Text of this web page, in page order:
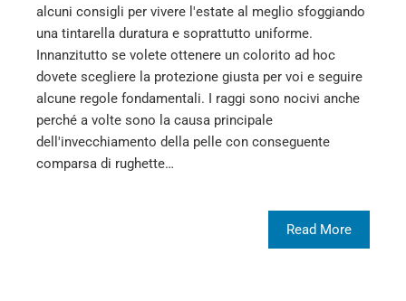
alcuni consigli per vivere l'estate al meglio sfoggiando
una tintarella duratura e soprattutto uniforme.
Innanzitutto se volete ottenere un colorito ad hoc
dovete scegliere la protezione giusta per voi e seguire
alcune regole fondamentali. I raggi sono nocivi anche
perché a volte sono la causa principale
dell'invecchiamento della pelle con conseguente
comparsa di rughette…
Read More